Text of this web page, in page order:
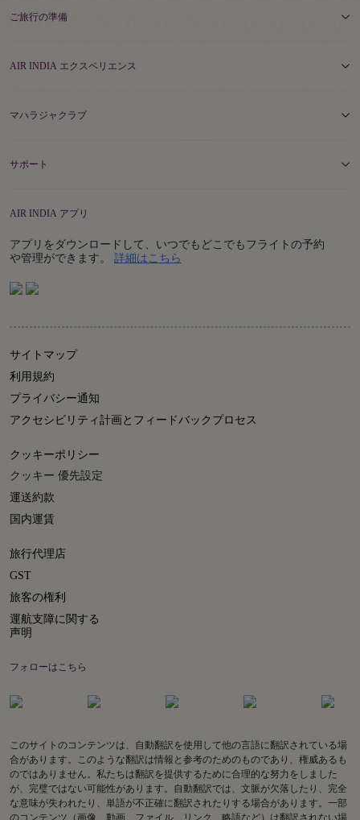
ご旅行の準備
AIR INDIA エクスペリエンス
マハラジャクラブ
サポート
AIR INDIA アプリ
アプリをダウンロードして、いつでもどこでもフライトの予約
や管理ができます。 詳細はこちら
サイトマップ
利用規約
プライバシー通知
アクセシビリティ計画とフィードバックプロセス
クッキーポリシー
クッキー 優先設定
運送約款
国内運賃
旅行代理店
GST
旅客の権利
運航支障に関する
声明
フォローはこちら
このサイトのコンテンツは、自動翻訳を使用して他の言語に翻訳されている場
合があります。このような翻訳は情報と参考のためのものであり、権威あるも
のではありません。私たちは翻訳を提供するために合理的な努力をしました
が、完璧ではない可能性があります。自動翻訳では、文脈が欠落したり、完全
な意味が失われたり、単語が不正確に翻訳されたりする場合があります。一部
のコンテンツ（画像、動画、ファイル、リンク、略語など）は翻訳されない場